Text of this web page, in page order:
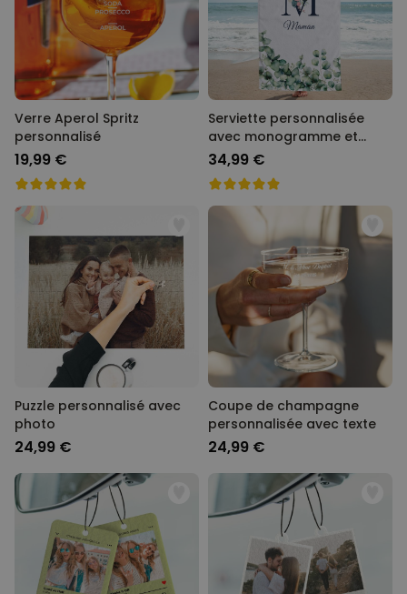
Verre Aperol Spritz
personnalisé
19,99 €
Serviette personnalisée
avec monogramme et
texte
34,99 €
Puzzle personnalisé avec
photo
24,99 €
Coupe de champagne
personnalisée avec texte
24,99 €